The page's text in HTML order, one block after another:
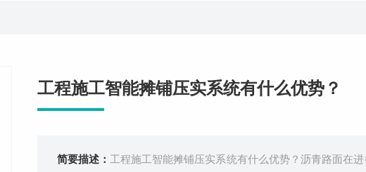
工程施工智能摊铺压实系统有什么优势？
简要描述： 工程施工智能摊铺压实系统有什么优势？沥青路面在